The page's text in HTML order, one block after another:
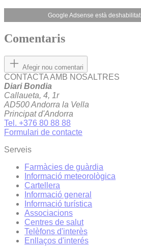
Google Adsense està deshabilitat.
Comentaris
Afegir nou comentari
CONTACTA AMB NOSALTRES
Diari Bondia
Callaueta, 4, 1r
AD500 Andorra la Vella
Principat d'Andorra
Tel. +376 80 88 88
Formulari de contacte
Serveis
Farmàcies de guàrdia
Informació meteorològica
Cartellera
Informació general
Informació turística
Associacions
Centres de salut
Telèfons d'interès
Enllaços d'interés